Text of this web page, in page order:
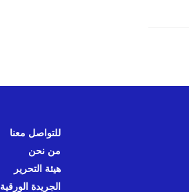
للتواصل معنا
من نحن
هيئة التحرير
الجريدة الورقية